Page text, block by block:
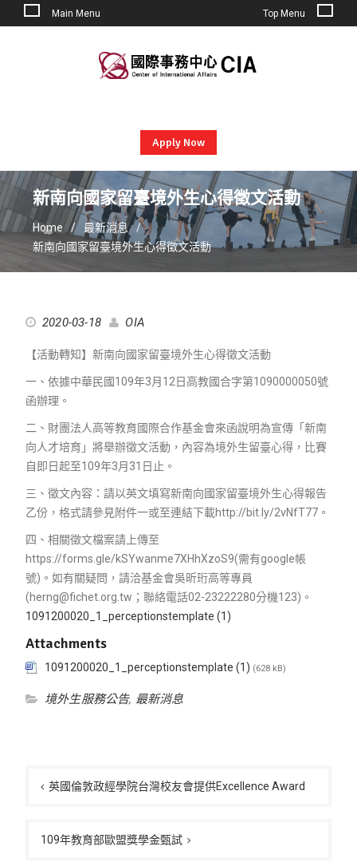
Main Menu Top Menu
Apply Now
新南向國家留臺境外生心得徵文活動
Home
最新消息
新南向國家留臺境外生心得徵文活動
2020-03-18 OIA
【活動轉知】新南向國家留臺境外生心得徵文活動
一、依據中華民國109年3月12日高教國合字第1090000050號
函辦理。
二、財團法人高等教育國際合作基金會來函說明為宣傳「新南
向人才培育」將舉辦徵文活動，內容為境外生留臺心得，比賽
自即日起至109年3月31日止。
三、徵文內容：請以英文填寫新南向國家留臺境外生心得報告
乙份，格式請參見附件一或至連結下載http://bit.ly/2vNfT77。
四、相關徵文檔案請上傳至
https://forms.gle/kSYwanme7XHhXzoS9(需有google帳
號)。如有關疑問，請洽基金會吳昕珩高等專員
(herng@fichet.org.tw；聯絡電話02-23222280分機123)。
1091200020_1_perceptionstemplate (1)
Attachments
1091200020_1_perceptionstemplate (1) (628 kB)
境外生服務公告, 最新消息
章
覽
英國倫敦政經學院台灣校友會提供Excellence Award
109年教育部歐盟獎學金甄試